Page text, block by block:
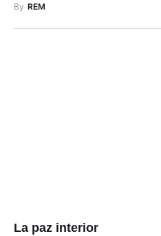
By REM
La paz interior